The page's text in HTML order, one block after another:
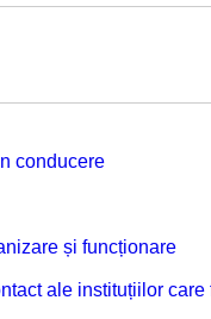
conducere
și funcționare
ale instituțiilor